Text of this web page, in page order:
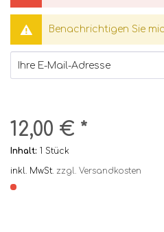
Benachrichtigen Sie
12,00 € *
Inhalt: 1 Stück
inkl. MwSt. zzgl. Versandkosten